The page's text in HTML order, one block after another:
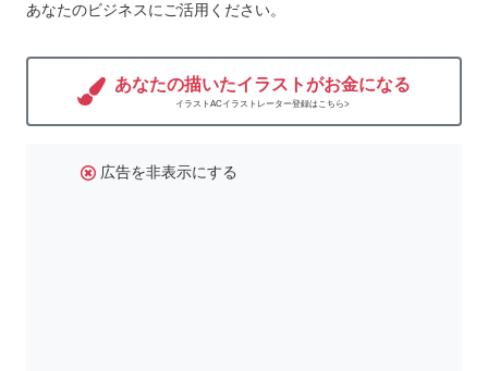
あなたのビジネスにご活用ください。
あなたの描いたイラストがお金になる
イラストACイラストレーター登録はこちら>
広告を非表示にする